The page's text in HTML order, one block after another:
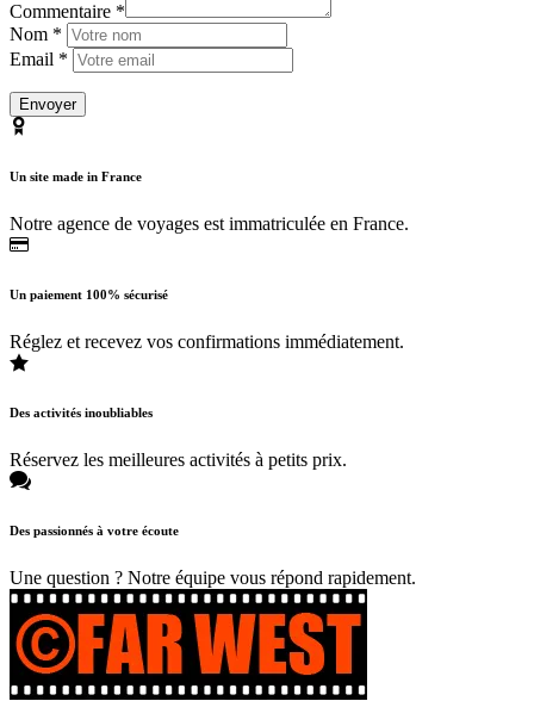
Commentaire *
Nom *
Email *
Un site made in France
Notre agence de voyages est immatriculée en France.
Un paiement 100% sécurisé
Réglez et recevez vos confirmations immédiatement.
Des activités inoubliables
Réservez les meilleures activités à petits prix.
Des passionnés à votre écoute
Une question ? Notre équipe vous répond rapidement.